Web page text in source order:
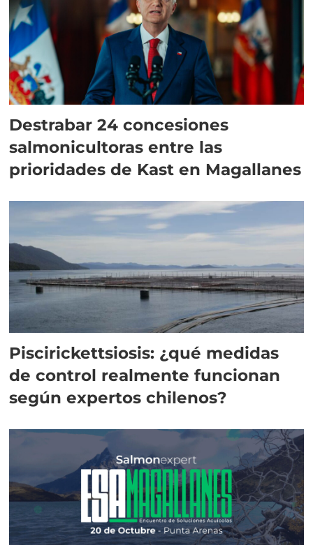
Destrabar 24 concesiones
salmonicultoras entre las
prioridades de Kast en Magallanes
Piscirickettsiosis: ¿qué medidas
de control realmente funcionan
según expertos chilenos?